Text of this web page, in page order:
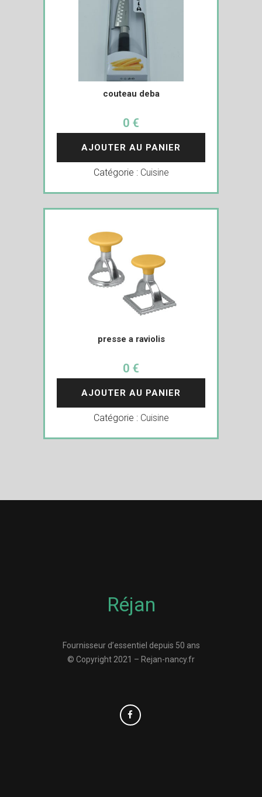
couteau deba
0 €
AJOUTER AU PANIER
Catégorie : Cuisine
presse a raviolis
0 €
AJOUTER AU PANIER
Catégorie : Cuisine
Réjan
Fournisseur d’essentiel depuis 50 ans
© Copyright 2021 – Rejan-nancy.fr